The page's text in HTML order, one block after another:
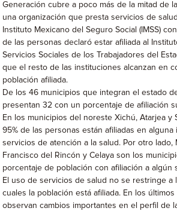
Generación cubre a poco más de la mitad de
una organización que presta servicios de
Instituto Mexicano del Seguro Social (IMSS)
de las personas declaró estar afiliada al
Servicios Sociales de los Trabajadores del
que el resto de las instituciones alcanzan en
población afiliada.
De los 46 municipios que integran el estado
presentan 32 con un porcentaje de afiliación
En los municipios del noreste Xichú, Atarjea y
95% de las personas están afiliadas en
servicios de atención a la salud. Por otro lado,
Francisco del Rincón y Celaya son los
porcentaje de población con afiliación a algún
El uso de servicios de salud no se restringe a
cuales la población está afiliada. En los
observan cambios importantes en el perfil de